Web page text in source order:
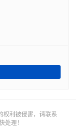
权利被侵害，请联系
处理！